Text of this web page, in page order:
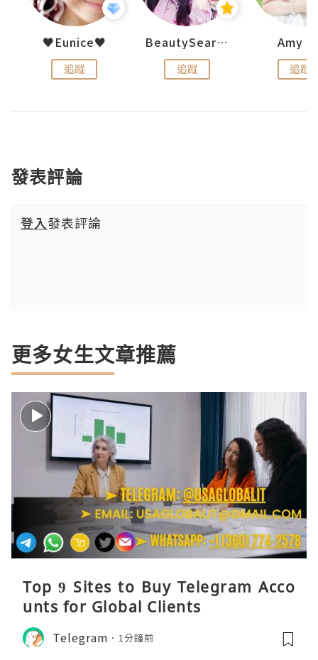
♥Eunice♥
追蹤
BeautySearch
追蹤
Amy
追蹤
發表評論
登入發表評論
更多女生文章推薦
Top 9 Sites to Buy Telegram Acco
unts for Global Clients
Telegram 1分鐘前